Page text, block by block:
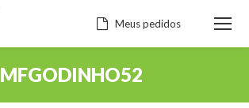
Meus pedidos
MFGODINHO52